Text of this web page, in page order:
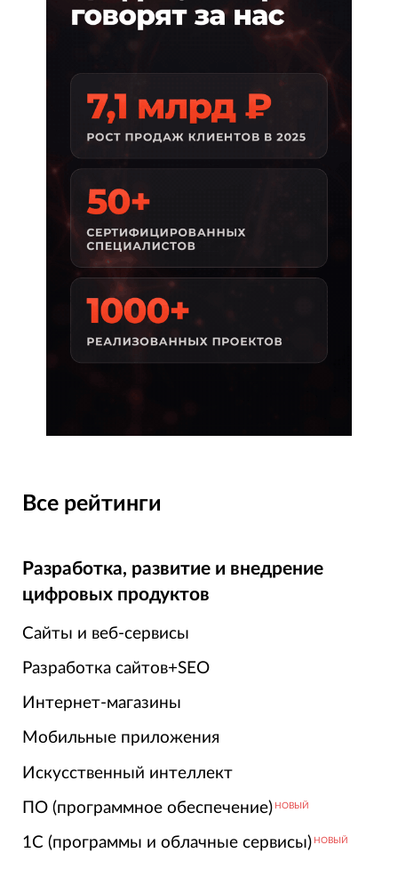
Все рейтинги
Разработка, развитие и внедрение
цифровых продуктов
Сайты и веб-сервисы
Разработка сайтов+SEO
Интернет-магазины
Мобильные приложения
Искусственный интеллект
ПО (программное обеспечение) НОВЫЙ
1С (программы и облачные сервисы) НОВЫЙ